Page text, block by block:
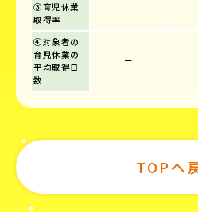
③育児休業
取得率
ー
④対象者の
育児休業の
平均取得日
数
ー
TOPへ